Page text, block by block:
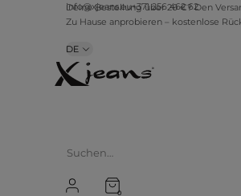
info@xjeans.eu+371 256 462 62
Deine Bestellung über 20 €? Den
DE
0